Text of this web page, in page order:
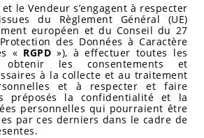
le Vendeur s’engagent à respecter
du Règlement Général (UE)
européen et du Conseil du 27
des Données à Caractère
« RGPD »), à effectuer toutes les
les consentements et
à la collecte et au traitement
et à respecter et faire
préposés la confidentialité et la
personnelles qui pourraient être
par ces derniers dans le cadre de